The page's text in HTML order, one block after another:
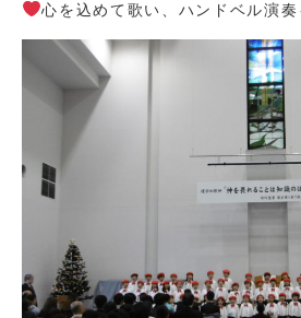
心を込めて歌い、ハンドベル演奏